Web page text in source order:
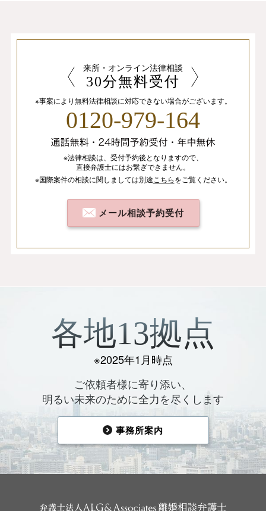
来所・オンライン法律相談
30分無料受付
※事案により無料法律相談に対応できない場合がございます。
0120-979-164
※法律相談は、 受付予約後となりますので、
直接弁護士にはお繋ぎできません。
※国際案件の相談に関しましては別途 こちらをご覧ください。
メール相談予約受付
各地13拠点
※2025年1月時点
ご依頼者様に寄り添い、
明るい未来のために全力を尽くします
事務所案内